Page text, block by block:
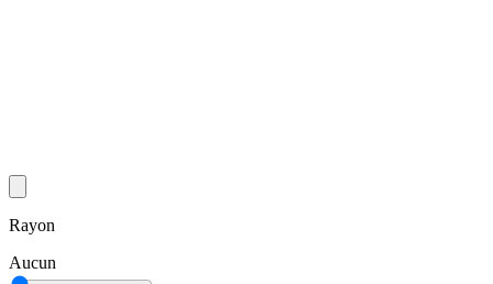
Rayon
Aucun